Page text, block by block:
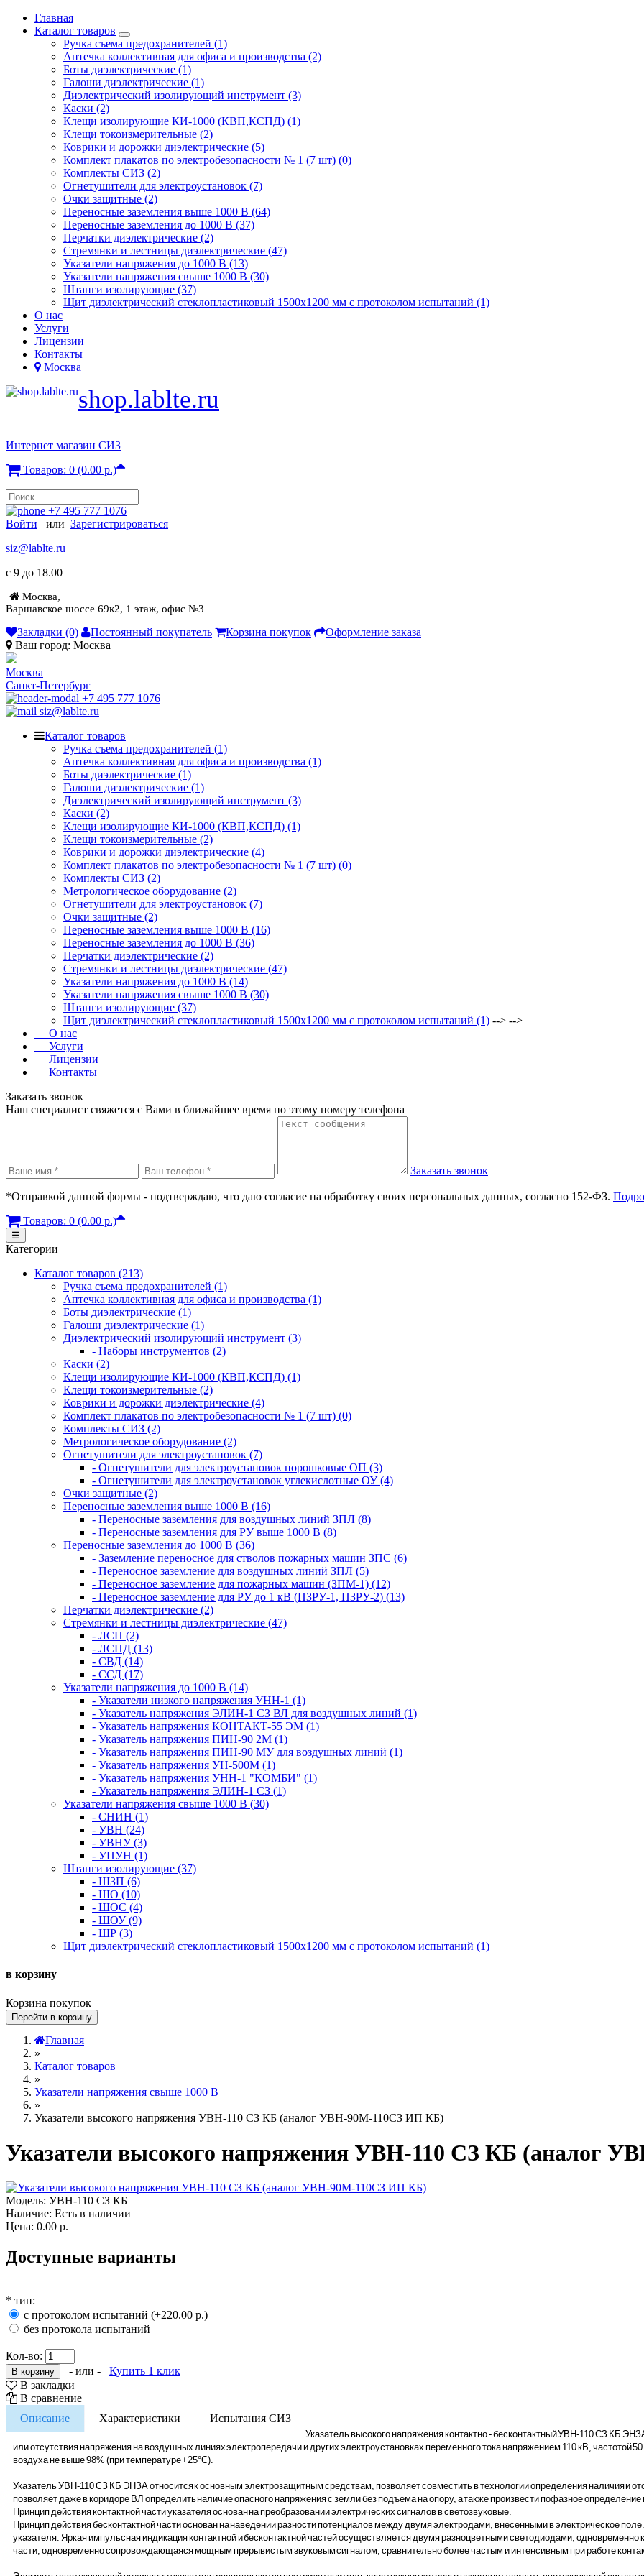
Главная
Каталог товаров
Ручка съема предохранителей (1)
Аптечка коллективная для офиса и производства (2)
Боты диэлектрические (1)
Галоши диэлектрические (1)
Диэлектрический изолирующий инструмент (3)
Каски (2)
Клещи изолирующие КИ-1000 (КВП,КСПД) (1)
Клещи токоизмерительные (2)
Коврики и дорожки диэлектрические (5)
Комплект плакатов по электробезопасности № 1 (7 шт) (0)
Комплекты СИЗ (2)
Огнетушители для электроустановок (7)
Очки защитные (2)
Переносные заземления выше 1000 В (64)
Переносные заземления до 1000 В (37)
Перчатки диэлектрические (2)
Стремянки и лестницы диэлектрические (47)
Указатели напряжения до 1000 В (13)
Указатели напряжения свыше 1000 В (30)
Штанги изолирующие (37)
Щит диэлектрический стеклопластиковый 1500х1200 мм с протоколом испытаний (1)
О нас
Услуги
Лицензии
Контакты
Москва
shop.lablte.ru
Интернет магазин СИЗ
Товаров: 0 (0.00 р.)
+7 495 777 1076
Войти или Зарегистрироваться
siz@lablte.ru
c 9 до 18.00
Москва,
Варшавское шоссе 69к2, 1 этаж, офис №3
Закладки (0) Постоянный покупатель Корзина покупок
Оформление заказа
Ваш город: Москва
Москва
Санкт-Петербург
+7 495 777 1076
siz@lablte.ru
Каталог товаров
Ручка съема предохранителей (1)
Аптечка коллективная для офиса и производства (1)
Боты диэлектрические (1)
Галоши диэлектрические (1)
Диэлектрический изолирующий инструмент (3)
Каски (2)
Клещи изолирующие КИ-1000 (КВП,КСПД) (1)
Клещи токоизмерительные (2)
Коврики и дорожки диэлектрические (4)
Комплект плакатов по электробезопасности № 1 (7 шт) (0)
Комплекты СИЗ (2)
Метрологическое оборудование (2)
Огнетушители для электроустановок (7)
Очки защитные (2)
Переносные заземления выше 1000 В (16)
Переносные заземления до 1000 В (36)
Перчатки диэлектрические (2)
Стремянки и лестницы диэлектрические (47)
Указатели напряжения до 1000 В (14)
Указатели напряжения свыше 1000 В (30)
Штанги изолирующие (37)
Щит диэлектрический стеклопластиковый 1500х1200 мм с протоколом испытаний (1) --> -->
О нас
Услуги
Лицензии
Контакты
Заказать звонок
Наш специалист свяжется с Вами в ближайшее время по этому номеру телефона
Заказать звонок
*Отправкой данной формы - подтверждаю, что даю согласие на обработку своих персональных данных, согласно 152-ФЗ.
Товаров: 0 (0.00 р.)
☰
Категории
Каталог товаров (213)
Ручка съема предохранителей (1)
Аптечка коллективная для офиса и производства (1)
Боты диэлектрические (1)
Галоши диэлектрические (1)
Диэлектрический изолирующий инструмент (3)
- Наборы инструментов (2)
Каски (2)
Клещи изолирующие КИ-1000 (КВП,КСПД) (1)
Клещи токоизмерительные (2)
Коврики и дорожки диэлектрические (4)
Комплект плакатов по электробезопасности № 1 (7 шт) (0)
Комплекты СИЗ (2)
Метрологическое оборудование (2)
Огнетушители для электроустановок (7)
- Огнетушители для электроустановок порошковые ОП (3)
- Огнетушители для электроустановок углекислотные ОУ (4)
Очки защитные (2)
Переносные заземления выше 1000 В (16)
- Переносные заземления для воздушных линий ЗПЛ (8)
- Переносные заземления для РУ выше 1000 В (8)
Переносные заземления до 1000 В (36)
- Заземление переносное для стволов пожарных машин ЗПС (6)
- Переносное заземление для воздушных линий ЗПЛ (5)
- Переносное заземление для пожарных машин (ЗПМ-1) (12)
- Переносное заземление для РУ до 1 кВ (ПЗРУ-1, ПЗРУ-2) (13)
Перчатки диэлектрические (2)
Стремянки и лестницы диэлектрические (47)
- ЛСП (2)
- ЛСПД (13)
- СВД (14)
- ССД (17)
Указатели напряжения до 1000 В (14)
- Указатели низкого напряжения УНН-1 (1)
- Указатель напряжения ЭЛИН-1 СЗ ВЛ для воздушных линий (1)
- Указатель напряжения КОНТАКТ-55 ЭМ (1)
- Указатель напряжения ПИН-90 2М (1)
- Указатель напряжения ПИН-90 МУ для воздушных линий (1)
- Указатель напряжения УН-500М (1)
- Указатель напряжения УНН-1 "КОМБИ" (1)
- Указатель напряжения ЭЛИН-1 СЗ (1)
Указатели напряжения свыше 1000 В (30)
- СНИН (1)
- УВН (24)
- УВНУ (3)
- УПУН (1)
Штанги изолирующие (37)
- ШЗП (6)
- ШО (10)
- ШОС (4)
- ШОУ (9)
- ШР (3)
Щит диэлектрический стеклопластиковый 1500х1200 мм с протоколом испытаний (1)
в корзину
Корзина покупок
Перейти в корзину
Главная
»
Каталог товаров
»
Указатели напряжения свыше 1000 В
»
Указатели высокого напряжения УВН-110 СЗ КБ (аналог УВН-90М-110СЗ ИП КБ)
Указатели высокого напряжения УВН-110 СЗ КБ (аналог
Модель: УВН-110 СЗ КБ
Наличие: Есть в наличии
Цена: 0.00 р.
Доступные варианты
* тип:
с протоколом испытаний (+220.00 р.)
без протокола испытаний
Кол-во:
- или -
Купить 1 клик
В закладки
В сравнение
Описание
Характеристики Испытания СИЗ
Указатель высокого напряжения контактно - бесконтактный УВН-110 СЗ КБ
или отсутствия напряжения на воздушных линиях электропередачи и других электроустановках переменного тока напряжением 110 кВ, частотой
воздуха не выше 98% (при температуре +25°С).
Указатель УВН-110 СЗ КБ ЭНЗА относится к основным электрозащитным средствам, позволяет совместить в технологии определения наличия и
позволяет даже в коридоре ВЛ определить наличие опасного напряжения с земли без подъема на опору, а также произвести пофазное
Принцип действия контактной части указателя основан на преобразовании электрических сигналов в светозвуковые.
Принцип действия бесконтактной части основан на наведении разности потенциалов между двумя электродами, внесенными в электрическое
указателя. Яркая импульсная индикация контактной и бесконтактной частей осуществляется двумя разноцветными светодиодами, одновременно
части, одновременно сопровождающаяся мощным прерывистым звуковым сигналом, сравнительно более частым и интенсивным при работе